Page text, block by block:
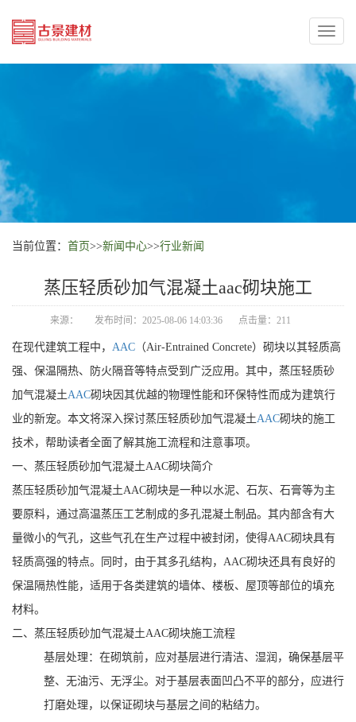
Toggle
当前位置： 首页>>新闻中心>>行业新闻
蒸压轻质砂加气混凝土aac砌块施工
来源： 发布时间：2025-08-06 14:03:36 点击量：211
在现代建筑工程中， AAC （Air-Entrained Concrete）砌块以其轻质高
强、保温隔热、防火隔音等特点受到广泛应用。其中，蒸压轻质砂
加气混凝土AAC砌块因其优越的物理性能和环保特性而成为建筑行
业的新宠。本文将深入探讨蒸压轻质砂加气混凝土AAC砌块的施工
技术，帮助读者全面了解其施工流程和注意事项。
一、蒸压轻质砂加气混凝土AAC砌块简介
蒸压轻质砂加气混凝土AAC砌块是一种以水泥、石灰、石膏等为主
要原料，通过高温蒸压工艺制成的多孔混凝土制品。其内部含有大
量微小的气孔，这些气孔在生产过程中被封闭，使得AAC砌块具有
轻质高强的特点。同时，由于其多孔结构，AAC砌块还具有良好的
保温隔热性能，适用于各类建筑的墙体、楼板、屋顶等部位的填充
材料。
二、蒸压轻质砂加气混凝土AAC砌块施工流程
基层处理：在砌筑前，应对基层进行清洁、湿润，确保基层平
整、无油污、无浮尘。对于基层表面凹凸不平的部分，应进行
打磨处理，以保证砌块与基层之间的粘结力。